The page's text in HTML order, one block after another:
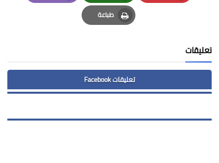
Pinterest
Whatsapp
Email
طباعة
Print
تعليقات
تعليقات Facebook